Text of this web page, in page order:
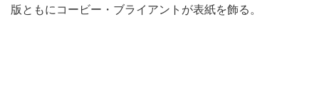
版ともにコービー・ブライアントが表紙を飾る。